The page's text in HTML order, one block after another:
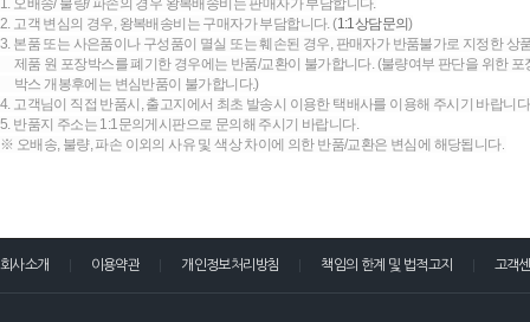
1. 오배송/ 불량/ 파손의 경우 왕복배송비는 판매자가 부담합니다.
2. 고객 변심의 경우, 왕복배송비는 구매자가 부담합니다. (1:1상담문의)
3. 본품 또는 사은품이나 구성품이 멸실 또는 훼손된 경우, 판매자가 반품불가로 지정한 상
제품 원 포장박스를 폐기한 경우에는 반품/교환이 불가합니다. (불량여부 판단을 위한
박스 개봉후에는 변심반품이 불가합니다.)
4. 고객님이 직접 반품시, 출고지에서 최초 발송시 이용한 택배사를 이용해 주시기 바랍니
5. 반품지 주소는 1:1문의게시판으로 문의해 주시기 바랍니다.
※ 오배송, 불량, 파손 이외의 사유 및 색상 차이에 의한 반품/교환은 변심에 해당됩니다.
회사소개 이용약관 개인정보처리방침 책임의 한계 및 법적고지 고객